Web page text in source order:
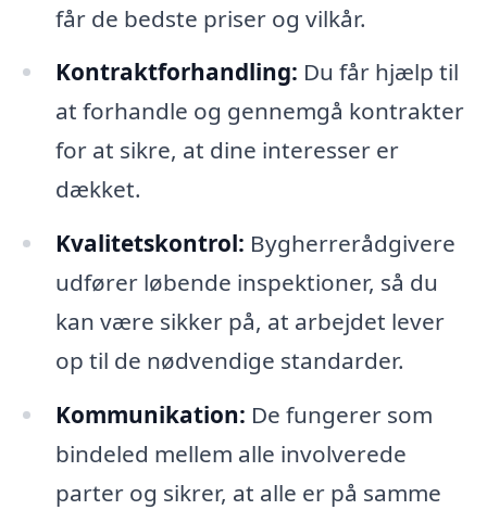
får de bedste priser og vilkår.
Kontraktforhandling: Du får hjælp til
at forhandle og gennemgå kontrakter
for at sikre, at dine interesser er
dækket.
Kvalitetskontrol: Bygherrerådgivere
udfører løbende inspektioner, så du
kan være sikker på, at arbejdet lever
op til de nødvendige standarder.
Kommunikation: De fungerer som
bindeled mellem alle involverede
parter og sikrer, at alle er på samme